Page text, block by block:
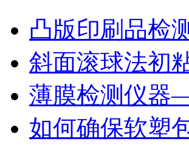
凸版印刷品检
斜面滚球法初
薄膜检测仪器
如何确保软塑